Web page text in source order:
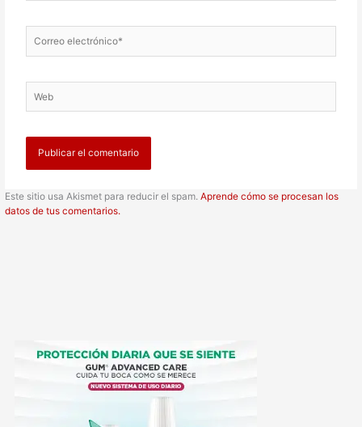
electrónico*
Este sitio usa Akismet para reducir el spam.Aprende cómo se procesan los
datos de tus comentarios.